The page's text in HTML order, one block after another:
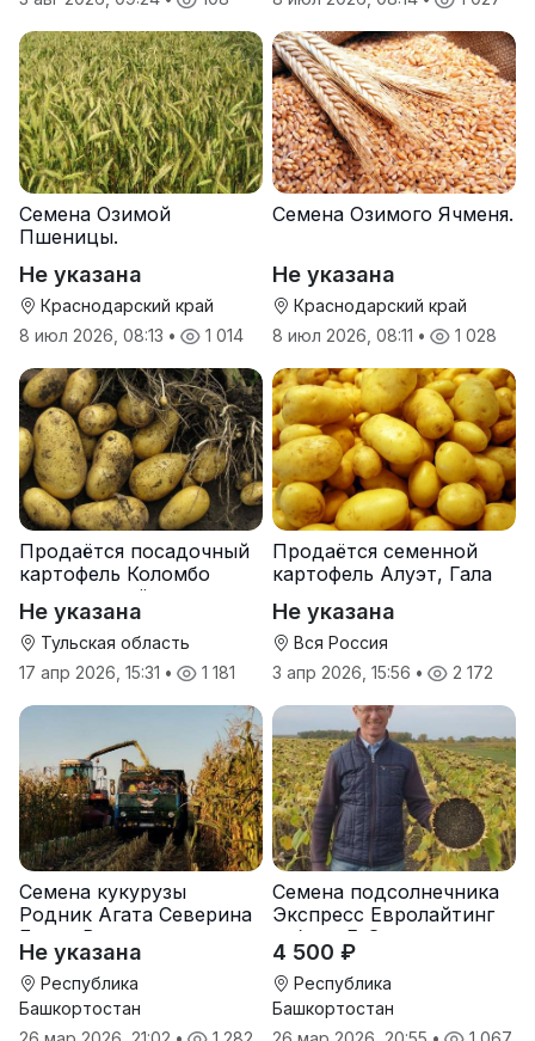
Семена Озимой
Пшеницы.
Не указана
Краснодарский край
8 июл 2026, 08:13 • 1 014
Семена Озимого Ячменя.
Не указана
Краснодарский край
8 июл 2026, 08:11 • 1 028
Продаётся посадочный
картофель Коломбо
оптом от трёх тонн
Не указана
Тульская область
17 апр 2026, 15:31 • 1 181
Продаётся семенной
картофель Алуэт, Гала
Не указана
Вся Россия
3 апр 2026, 15:56 • 2 172
Семена кукурузы
Родник Агата Северина
Берта Вилора
Прохладненский Дарина
Росс Машук Катерина
Не указана
Республика
Башкортостан
Семена подсолнечника
Экспресс Евролайтинг
гибрид F-G+
4 500 ₽
Республика
Башкортостан